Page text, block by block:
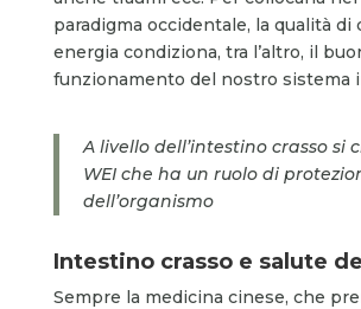
paradigma occidentale, la qualità di
energia condiziona, tra l’altro, il
funzionamento del nostro sistema
A livello dell’intestino crasso si
WEI che ha un ruolo di
dell’organismo
Intestino crasso e salute
Sempre la medicina cinese, che